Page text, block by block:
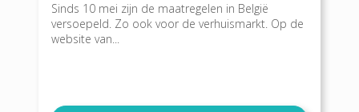
Sinds 10 mei zijn de maatregelen in België
versoepeld. Zo ook voor de verhuismarkt. Op de
website van...